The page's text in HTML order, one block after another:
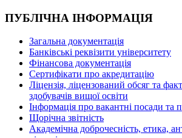
ПУБЛІЧНА ІНФОРМАЦІЯ
Загальна документація
Банківські реквізити університету
Фінансова документація
Сертифікати про акредитацію
Ліцензія, ліцензований обсяг та
здобувачів вищої освіти
Інформація про вакантні посади та
Щорічна звітність
Академічна доброчесність, етика,